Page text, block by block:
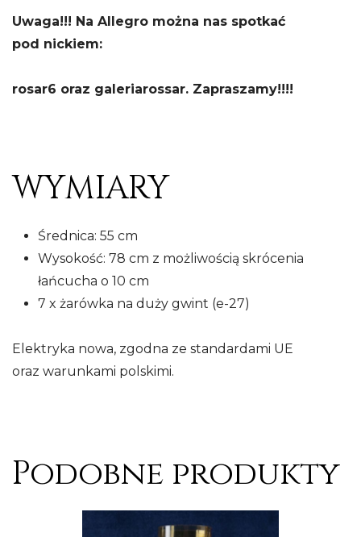
Uwaga!!! Na Allegro można nas spotkać
pod nickiem:
rosar6 oraz galeriarossar. Zapraszamy!!!!
WYMIARY
Średnica: 55 cm
Wysokość: 78 cm z możliwością skrócenia
łańcucha o 10 cm
7 x żarówka na duży gwint (e-27)
Elektryka nowa, zgodna ze standardami UE
oraz warunkami polskimi.
Podobne produkty